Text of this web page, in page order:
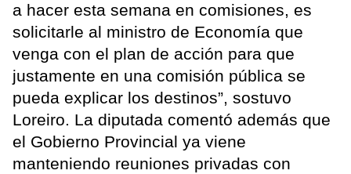
a hacer esta semana en comisiones, es
solicitarle al ministro de Economía que
venga con el plan de acción para que
justamente en una comisión pública se
pueda explicar los destinos”, sostuvo
Loreiro. La diputada comentó además que
el Gobierno Provincial ya viene
manteniendo reuniones privadas con